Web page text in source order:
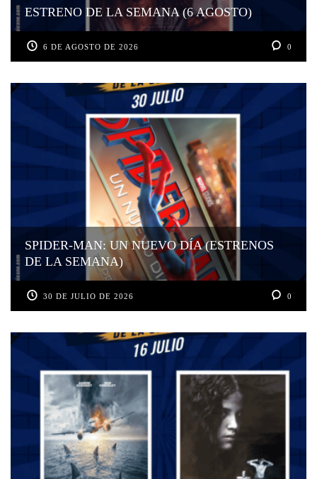
ESTRENO DE LA SEMANA (6 AGOSTO)
6 DE AGOSTO DE 2026 0
SPIDER-MAN: UN NUEVO DÍA (ESTRENOS
DE LA SEMANA)
30 DE JULIO DE 2026 0